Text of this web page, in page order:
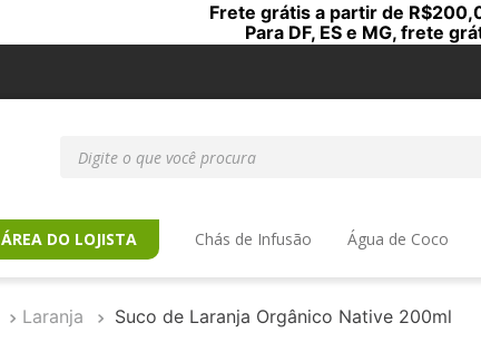
Frete grátis a partir de
Para DF, ES e MG, frete
ÁREA DO LOJISTA Chás de Infusão Água de Coco
Laranja Suco de Laranja Orgânico Native 200ml